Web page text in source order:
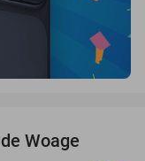
Woage